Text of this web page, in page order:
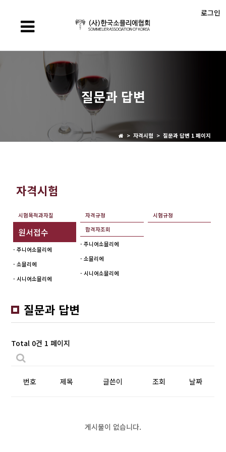
로그인
질문과 답변
> 자격시험 > 질문과 답변 1 페이지
자격시험
시험목적과자질 자격규정 시험규정
원서접수
- 주니어소믈리에
- 소믈리에
- 시니어소믈리에
합격자조회
- 주니어소믈리에
- 소믈리에
- 시니어소믈리에
질문과 답변
Total 0건 1 페이지
번호 제목 글쓴이 조회 날짜
게시물이 없습니다.